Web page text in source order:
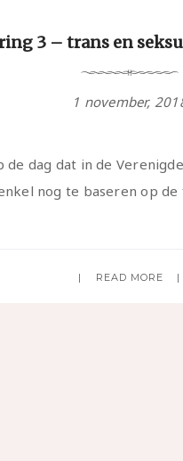
3 – trans en
1 november,
dag dat in de
nog te baseren op
READ MORE